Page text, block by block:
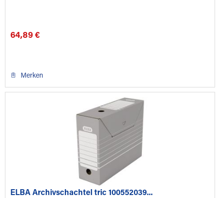
64,89 €
Merken
ELBA Archivschachtel tric 100552039...